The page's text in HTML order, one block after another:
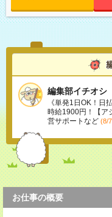
編集部イチオシ
《単発1日OK！日
時給1900円！【ア
営サポートなど (8/
お仕事の概要